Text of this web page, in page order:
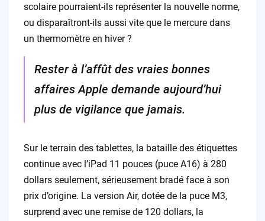
scolaire pourraient-ils représenter la nouvelle norme,
ou disparaîtront-ils aussi vite que le mercure dans
un thermomètre en hiver ?
Rester à l’affût des vraies bonnes
affaires Apple demande aujourd’hui
plus de vigilance que jamais.
Sur le terrain des tablettes, la bataille des étiquettes
continue avec l’iPad 11 pouces (puce A16) à 280
dollars seulement, sérieusement bradé face à son
prix d’origine. La version Air, dotée de la puce M3,
surprend avec une remise de 120 dollars, la